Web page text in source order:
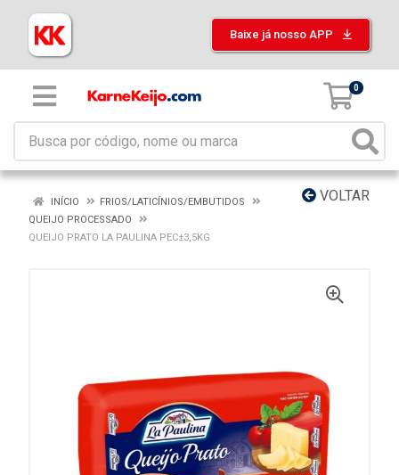
Baixe já nosso APP
0
VOLTAR
INÍCIO
FRIOS/LATICÍNIOS/EMBUTIDOS
QUEIJO PROCESSADO
QUEIJO PRATO LA PAULINA PEC±3,5KG